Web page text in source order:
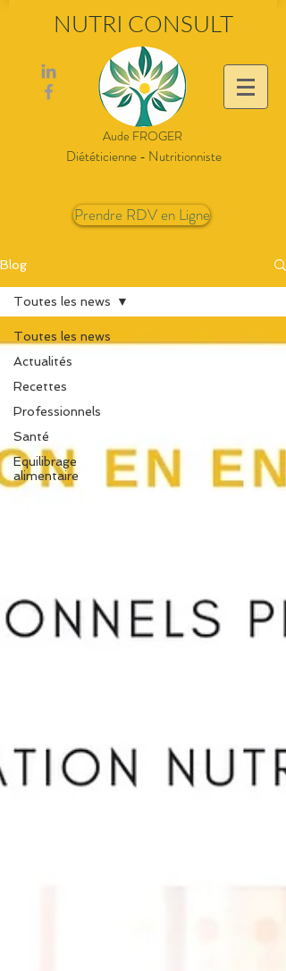
NUTRI CONSULT
Aude FROGER
Diététicienne - Nutritionniste
Prendre RDV en Ligne
Blog
Toutes les news
Actualités
Recettes
Professionnels
Santé
Equilibrage
alimentaire
Toutes les news